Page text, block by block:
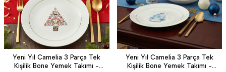
Yeni Yıl Camelia 3 Parça Tek
Kişilik Bone Yemek Takımı -
Yeni Yıl Camelia 3 Parça Tek
Kişilik Bone Yemek Takımı -